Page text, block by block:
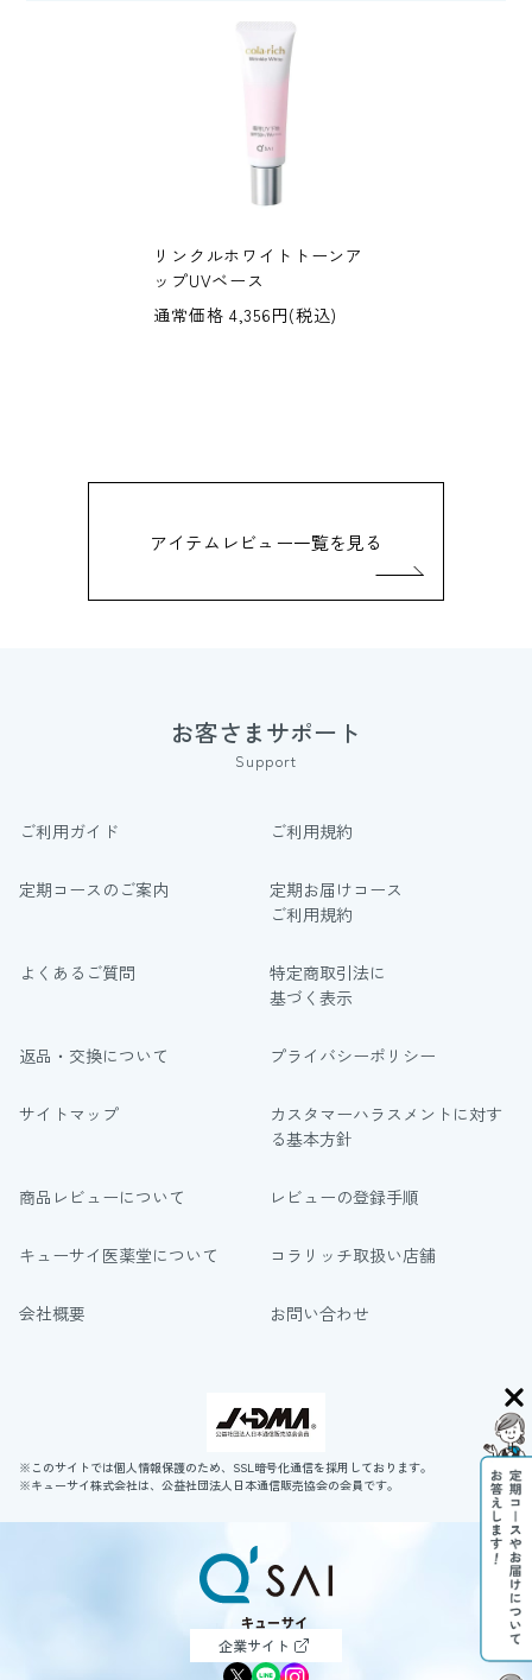
リンクルホワイトトーンア
ップUVベース
通常価格 4,356円(税込)
アイテムレビュー一覧を見る
お客さまサポート
Support
ご利用ガイド ご利用規約
定期コースのご案内
定期お届けコース
ご利用規約
よくあるご質問
特定商取引法に
基づく表示
返品・交換について プライバシーポリシー
サイトマップ
カスタマーハラスメントに対す
る基本方針
商品レビューについて レビューの登録手順
キューサイ医薬堂について コラリッチ取扱い店舗
会社概要 お問い合わせ
※このサイトでは個人情報保護のため、SSL暗号化通信を採用しております。
※キューサイ株式会社は、公益社団法人日本通信販売協会の会員です。
企業サイト